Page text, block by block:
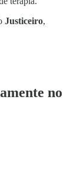
Justiceiro,
no